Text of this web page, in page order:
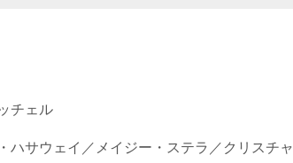
チェル
ハサウェイ／メイジー・ステラ／クリスチャ